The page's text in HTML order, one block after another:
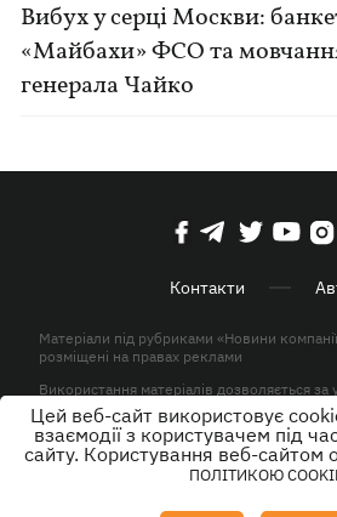
Вибух у серці Москви:
«Майбахи» ФСО та
генерала Чайко
Контакти
Матеріали під рубриками «Новини
розміщені на правах реклами
Використання матеріалів дозволяється
активного гіперпосилання на KP.UA в
© ТОВ «ЮЛАВ МЕДІА» 2026. Всі права
Цей веб-сайт використовує
взаємодії з користувачем під
сайту. Користування веб-сайтом
ПОЛІТИКОЮ